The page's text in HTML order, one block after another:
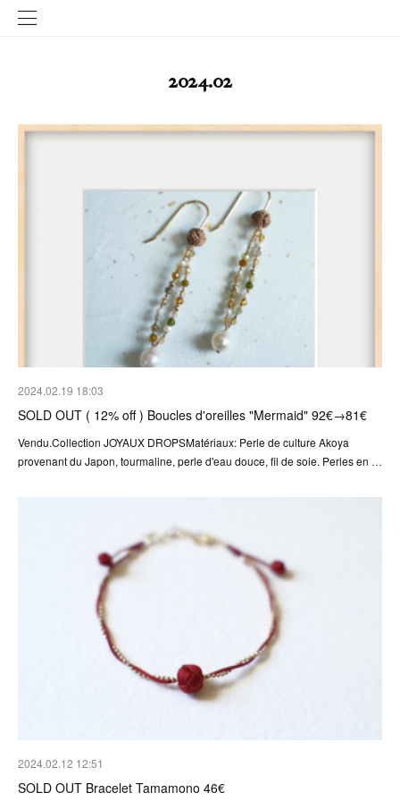
2024.02
2024.02.19 18:03
SOLD OUT ( 12% off ) Boucles d'oreilles "Mermaid" 92€→81€
Vendu.Collection JOYAUX DROPSMatériaux: Perle de culture Akoya
provenant du Japon, tourmaline, perle d'eau douce, fil de soie. Perles en …
2024.02.12 12:51
SOLD OUT Bracelet Tamamono 46€